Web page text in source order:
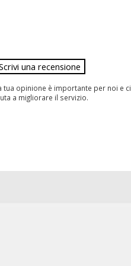
tua opinione è importante per noi e ci
a migliorare il servizio.